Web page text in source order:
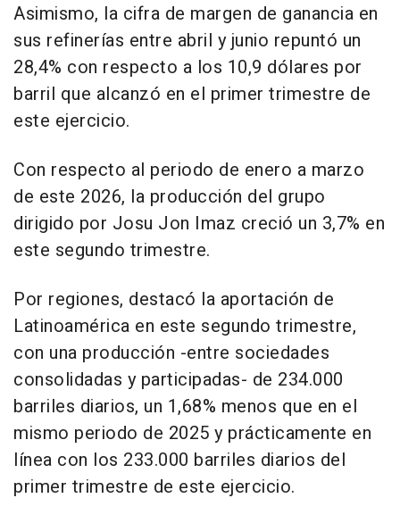
Asimismo, la cifra de margen de ganancia en
sus refinerías entre abril y junio repuntó un
28,4% con respecto a los 10,9 dólares por
barril que alcanzó en el primer trimestre de
este ejercicio.
Con respecto al periodo de enero a marzo
de este 2026, la producción del grupo
dirigido por Josu Jon Imaz creció un 3,7% en
este segundo trimestre.
Por regiones, destacó la aportación de
Latinoamérica en este segundo trimestre,
con una producción -entre sociedades
consolidadas y participadas- de 234.000
barriles diarios, un 1,68% menos que en el
mismo periodo de 2025 y prácticamente en
línea con los 233.000 barriles diarios del
primer trimestre de este ejercicio.